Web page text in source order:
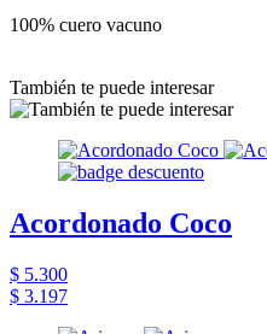
100% cuero vacuno
También te puede interesar
Acordonado Coco
$ 5.300
$ 3.197